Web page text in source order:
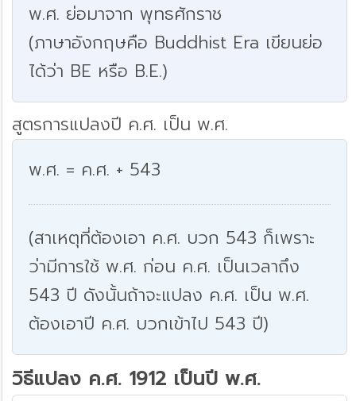
พ.ศ. ย่อมาจาก พุทธศักราช
(ภาษาอังกฤษคือ Buddhist Era เขียนย่อ
ได้ว่า BE หรือ B.E.)
สูตรการแปลงปี ค.ศ. เป็น พ.ศ.
พ.ศ. = ค.ศ. + 543
(สาเหตุที่ต้องเอา ค.ศ. บวก 543 ก็เพราะ
ว่ามีการใช้ พ.ศ. ก่อน ค.ศ. เป็นเวลาถึง
543 ปี ดังนั้นถ้าจะแปลง ค.ศ. เป็น พ.ศ.
ต้องเอาปี ค.ศ. บวกเข้าไป 543 ปี)
วิธีแปลง ค.ศ. 1912 เป็นปี พ.ศ.